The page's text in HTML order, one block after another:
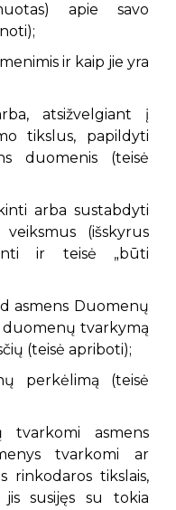
apie savo
ir kaip jie yra
atsižvelgiant į
tikslus, papildyti
duomenis (teisė
arba sustabdyti
(išskyrus
ir teisė „būti
asmens Duomenų
tvarkymą
(teisė apriboti);
perkėlimą (teisė
tvarkomi asmens
tvarkomi ar
rinkodaros tikslais,
susijęs su tokia